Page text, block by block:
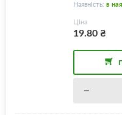
Наявність: в
Ціна
19.80₴